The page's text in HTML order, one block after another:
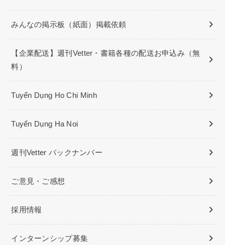
みんなの掲示板（紙面）掲載依頼
【企業配送】週刊Vetter・書籍各種の配送お申込み（無
料）
Tuyển Dụng Ho Chi Minh
Tuyển Dụng Ha Noi
週刊Vetter バックナンバー
ご意見・ご感想
採用情報
インターンシップ募集